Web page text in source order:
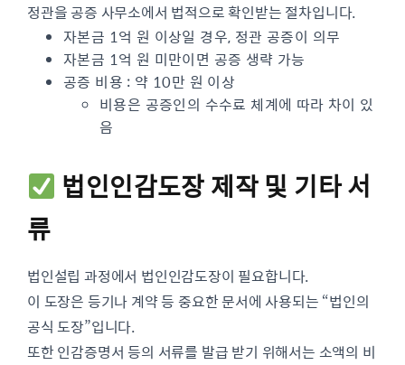
정관을 공증 사무소에서 법적으로 확인받는 절차입니다.
자본금 1억 원 이상일 경우, 정관 공증이 의무
자본금 1억 원 미만이면 공증 생략 가능
공증 비용 : 약 10만 원 이상
비용은 공증인의 수수료 체계에 따라 차이 있
음
법인인감도장 제작 및 기타 서
류
법인설립 과정에서 법인인감도장이 필요합니다.
이 도장은 등기나 계약 등 중요한 문서에 사용되는 “법인의
공식 도장”입니다.
또한 인감증명서 등의 서류를 발급 받기 위해서는 소액의 비